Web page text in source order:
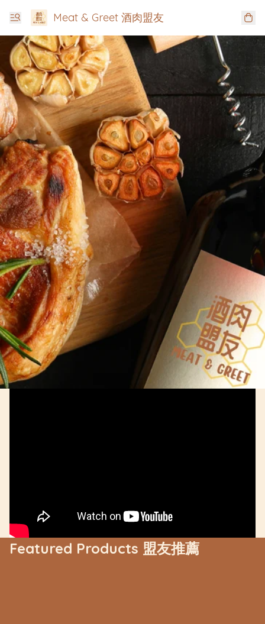
Meat & Greet 酒肉盟友
Featured Products 盟友推薦